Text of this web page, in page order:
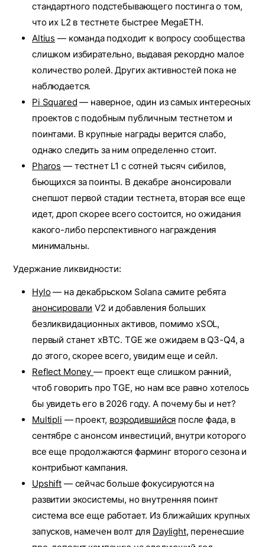
стандартного подстебывающего постинга о том,
что их L2 в тестнете быстрее MegaETH.
Altius — команда подходит к вопросу сообщества
слишком избирательно, выдавая рекордно малое
количество ролей. Других активностей пока не
наблюдается.
Pi Squared — наверное, один из самых интересных
проектов с подобным публичным тестнетом и
поинтами. В крупные награды верится слабо,
однако следить за ним определенно стоит.
Pharos — тестнет L1 с сотней тысяч сибилов,
бьющихся за поинты. В декабре анонсировали
снепшот первой стадии тестнета, вторая все еще
идет, дроп скорее всего состоится, но ожидания
какого-либо перспективного награждения
минимальны.
Удержание ликвидности:
Hylo— на декабрьском Solana самите ребята
анонсировали V2 и добавления больших
безликвидационных активов, помимо xSOL,
первый станет xBTC. TGE же ожидаем в Q3-Q4, а
до этого, скорее всего, увидим еще и сейл.
Reflect Money — проект еще слишком ранний,
чтоб говорить про TGE, но нам все равно хотелось
бы увидеть его в 2026 году. А почему бы и нет?
Multipli — проект, возродившийся после фада, в
сентябре с анонсом инвестиций, внутри которого
все еще продолжаются фарминг второго сезона и
контрибьют кампания.
Upshift— сейчас больше фокусируются на
развитии экосистемы, но внутренняя поинт
система все еще работает. Из ближайших крупных
запусков, намечен волт для Daylight, перенесшие